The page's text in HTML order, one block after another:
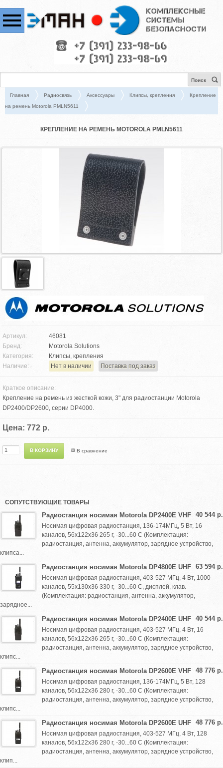
Поиск
Главная Радиосвязь Аксессуары Клипсы, крепления
Крепление
на ремень Motorola PMLN5611
КРЕПЛЕНИЕ НА РЕМЕНЬ MOTOROLA PMLN5611
Артикул:
46081
Бренд:
Motorola Solutions
Категория:
Клипсы, крепления
Наличие:
Нет в наличии Поставка под заказ
Краткое описание:
Крепление на ремень из жесткой кожи, 3" для радиостанции Motorola
DP2400/DP2600, серии DP4000.
Цена: 772 р.
В сравнение
СОПУТСТВУЮЩИЕ ТОВАРЫ
40 544 р.
Радиостанция носимая Motorola DP2400E VHF
Носимая цифровая радиостанция, 136-174МГц, 5 Вт, 16
каналов, 56х122х36 265 г, -30...60 С (Комплектация:
радиостанция, антенна, аккумулятор, зарядное устройство,
клипса...
63 594 р.
Радиостанция носимая Motorola DP4800E UHF
Носимая цифровая радиостанция, 403-527 МГц, 4 Вт, 1000
каналов, 55х130х36 330 г, -30...60 С, дисплей, клав.
(Комплектация: радиостанция, антенна, аккумулятор,
зарядное...
40 544 р.
Радиостанция носимая Motorola DP2400E UHF
Носимая цифровая радиостанция, 403-527 МГц, 4 Вт, 16
каналов, 56х122х36 265 г, -30...60 С (Комплектация:
радиостанция, антенна, аккумулятор, зарядное устройство,
клипс...
48 776 р.
Радиостанция носимая Motorola DP2600E VHF
Носимая цифровая радиостанция, 136-174МГц, 5 Вт, 128
каналов, 56х122х36 280 г, -30...60 С (Комплектация:
радиостанция, антенна, аккумулятор, зарядное устройство,
клипс...
48 776 р.
Радиостанция носимая Motorola DP2600E UHF
Носимая цифровая радиостанция, 403-527 МГц, 4 Вт, 128
каналов, 56х122х36 280 г, -30...60 С (Комплектация:
радиостанция, антенна, аккумулятор, зарядное устройство,
клип...